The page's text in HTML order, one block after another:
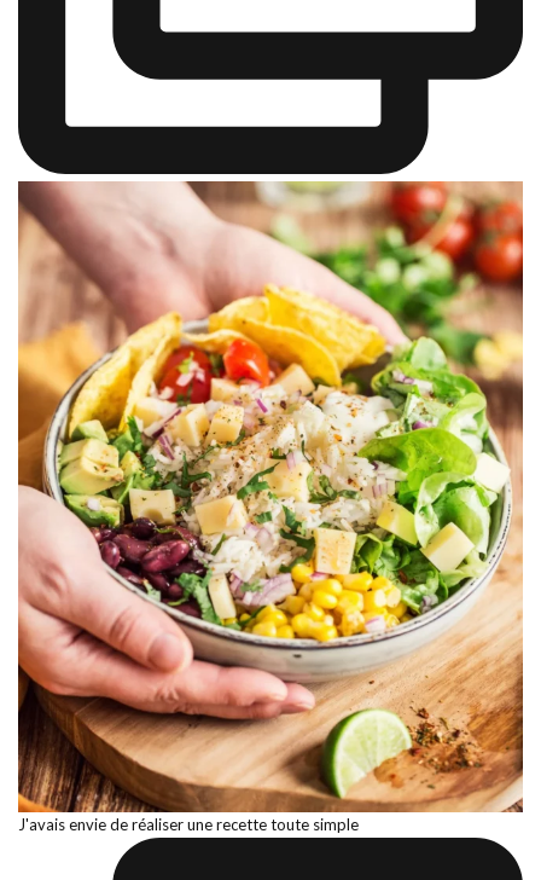
J'avais envie de réaliser une recette toute simple